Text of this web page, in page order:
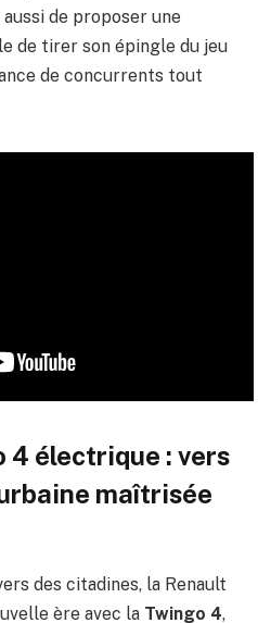
de proposer une
de tirer son épingle du jeu
de concurrents tout
4 électrique : vers
maîtrisée
des citadines, la Renault
ère avec la Twingo 4,